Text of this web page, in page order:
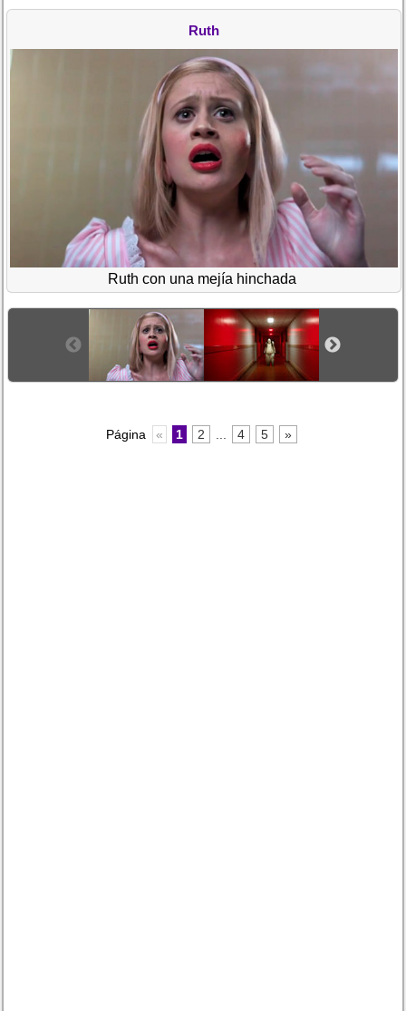
Ruth
Ruth con una mejía hinchada
Página « 1 2 4 5 »